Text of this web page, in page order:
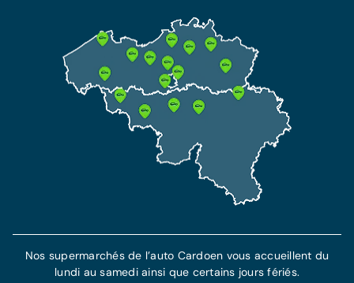
Cette assurance inclut l'assurance RC et garantit
votre protection et indemnisation en cas de vol
et accident.
Plus d'information
Nos supermarchés de l’auto Cardoen vous accueillent du
lundi au samedi ainsi que certains jours fériés.